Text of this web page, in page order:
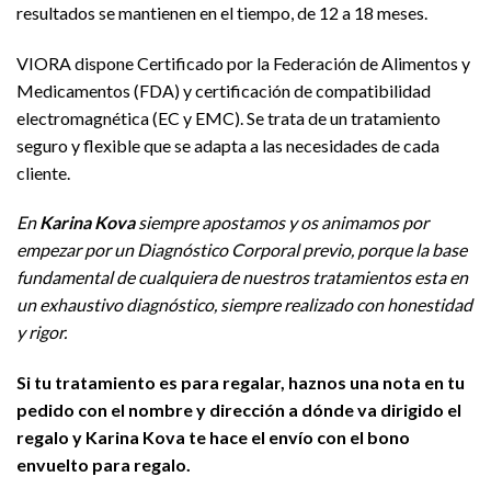
resultados se mantienen en el tiempo, de 12 a 18 meses.
VIORA dispone Certificado por la Federación de Alimentos y
Medicamentos (FDA) y certificación de compatibilidad
electromagnética (EC y EMC). Se trata de un tratamiento
seguro y flexible que se adapta a las necesidades de cada
cliente.
EnKarina Kovasiempre apostamos y os animamos por
empezar por un Diagnóstico Corporal previo, porque la base
fundamental de cualquiera de nuestros tratamientos esta en
un exhaustivo diagnóstico, siempre realizado con honestidad
y rigor.
Si tu tratamiento es para regalar, haznos una nota en tu
pedido con el nombre y dirección a dónde va dirigido el
regalo y Karina Kova te hace el envío con el bono
envuelto para regalo.